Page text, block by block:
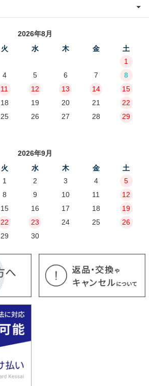
2026年8月
火 水 木 金
土
1
4 5 6 7
8
11 12 13 14
15
18 19 20 21
22
25 26 27 28
29
2026年9月
火 水 木 金
土
1
2 3 4
5
8 9 10 11
12
15 16 17 18
19
22 23 24 25
26
29 30